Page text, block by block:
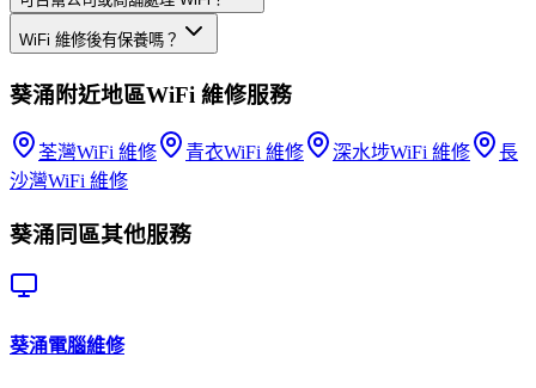
WiFi 維修後有保養嗎？
葵涌附近地區WiFi 維修服務
荃灣WiFi 維修 青衣WiFi 維修 深水埗WiFi 維修
長
沙灣WiFi 維修
葵涌 同區其他服務
葵涌電腦維修